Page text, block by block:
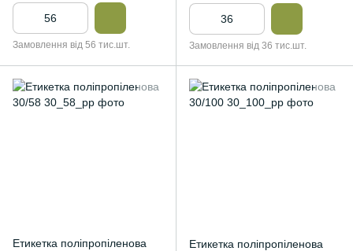
Замовлення від 56 тис.шт. Замовлення від 36 тис.шт.
Етикетка поліпропіленова
Етикетка поліпропіленова